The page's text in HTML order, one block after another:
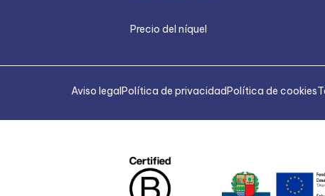
Precio del níquel
Aviso legalPolítica de privacidadPolítica de cookies